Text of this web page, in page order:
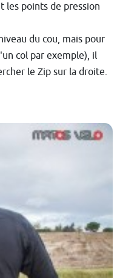
points de pression
du cou, mais pour
col par exemple), il
le Zip sur la droite.